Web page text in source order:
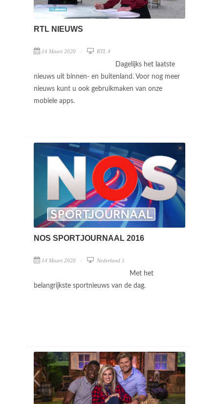
RTL NIEUWS
14 Maart 2020 RTL 4
Dagelijks het laatste
nieuws uit binnen- en buitenland. Voor nog meer
nieuws kunt u ook gebruikmaken van onze
mobiele apps.
NOS SPORTJOURNAAL 2016
14 Maart 2020 Nederland 1
Met het
belangrijkste sportnieuws van de dag.